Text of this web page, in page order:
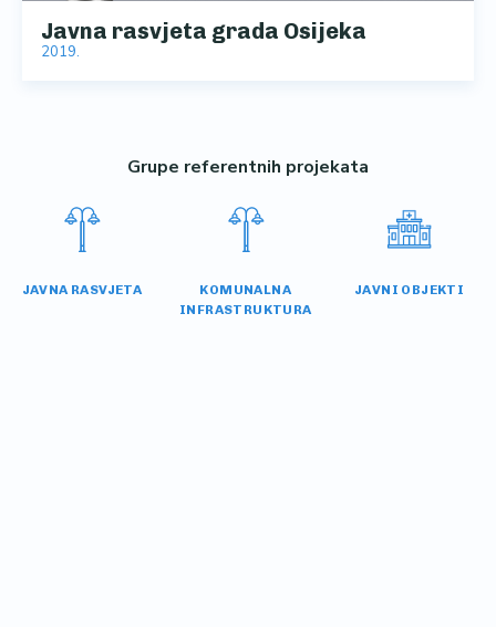
Javna rasvjeta grada Osijeka
2019.
Grupe referentnih projekata
JAVNA RASVJETA
KOMUNALNA
INFRASTRUKTURA
JAVNI OBJEKTI